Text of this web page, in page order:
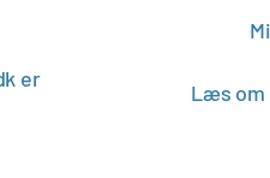
er
Læs om